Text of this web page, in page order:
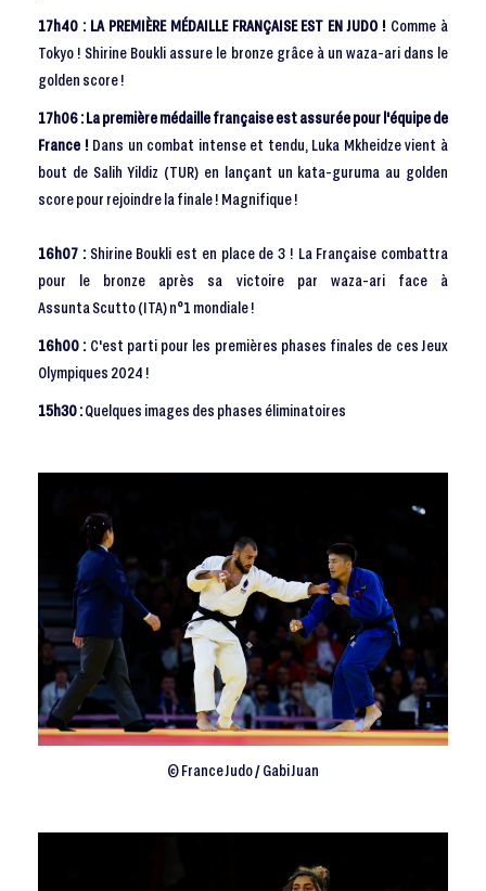
17h40 : LA PREMIÈRE MÉDAILLE FRANÇAISE EST EN JUDO ! Comme à
Tokyo ! Shirine Boukli assure le bronze grâce à un waza-ari dans le
golden score !
17h06 : La première médaille française est assurée pour l'équipe de
France ! Dans un combat intense et tendu, Luka Mkheidze vient à
bout de Salih Yildiz (TUR) en lançant un kata-guruma au golden
score pour rejoindre la finale ! Magnifique !
16h07 : Shirine Boukli est en place de 3 ! La Française combattra
pour le bronze après sa victoire par waza-ari face à
Assunta Scutto (ITA) n°1 mondiale !
16h00 : C'est parti pour les premières phases finales de ces Jeux
Olympiques 2024 !
15h30 :Quelques images des phases éliminatoires
© France Judo / Gabi Juan